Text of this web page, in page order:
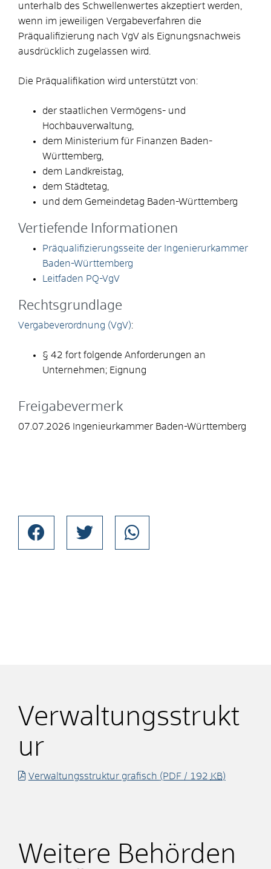
unterhalb des Schwellenwertes akzeptiert werden,
wenn im jeweiligen Vergabeverfahren die
Präqualifizierung nach VgV als Eignungsnachweis
ausdrücklich zugelassen wird.
Die Präqualifikation wird unterstützt von:
der staatlichen Vermögens- und
Hochbauverwaltung,
dem Ministerium für Finanzen Baden-
Württemberg,
dem Landkreistag,
dem Städtetag,
und dem Gemeindetag Baden-Württemberg
Vertiefende Informationen
Präqualifizierungsseite der Ingenierurkammer
Baden-Württemberg
Leitfaden PQ-VgV
Rechtsgrundlage
Vergabeverordnung (VgV):
§ 42 fort folgende Anforderungen an
Unternehmen; Eignung
Freigabevermerk
07.07.2026 Ingenieurkammer Baden-Württemberg
Verwaltungsstrukt
ur
Verwaltungsstruktur grafisch (PDF / 192 KB)
Weitere Behörden